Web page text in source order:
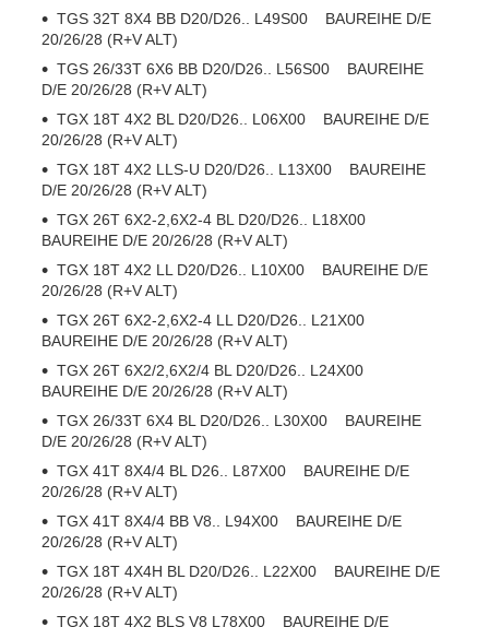
TGS 32T 8X4 BB D20/D26.. L49S00 BAUREIHE D/E
20/26/28 (R+V ALT)
TGS 26/33T 6X6 BB D20/D26.. L56S00 BAUREIHE
D/E 20/26/28 (R+V ALT)
TGX 18T 4X2 BL D20/D26.. L06X00 BAUREIHE D/E
20/26/28 (R+V ALT)
TGX 18T 4X2 LLS-U D20/D26.. L13X00 BAUREIHE
D/E 20/26/28 (R+V ALT)
TGX 26T 6X2-2,6X2-4 BL D20/D26.. L18X00
BAUREIHE D/E 20/26/28 (R+V ALT)
TGX 18T 4X2 LL D20/D26.. L10X00 BAUREIHE D/E
20/26/28 (R+V ALT)
TGX 26T 6X2-2,6X2-4 LL D20/D26.. L21X00
BAUREIHE D/E 20/26/28 (R+V ALT)
TGX 26T 6X2/2,6X2/4 BL D20/D26.. L24X00
BAUREIHE D/E 20/26/28 (R+V ALT)
TGX 26/33T 6X4 BL D20/D26.. L30X00 BAUREIHE
D/E 20/26/28 (R+V ALT)
TGX 41T 8X4/4 BL D26.. L87X00 BAUREIHE D/E
20/26/28 (R+V ALT)
TGX 41T 8X4/4 BB V8.. L94X00 BAUREIHE D/E
20/26/28 (R+V ALT)
TGX 18T 4X4H BL D20/D26.. L22X00 BAUREIHE D/E
20/26/28 (R+V ALT)
TGX 18T 4X2 BLS V8 L78X00 BAUREIHE D/E